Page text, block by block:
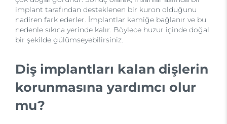
implant tarafından desteklenen bir kuron olduğunu
nadiren fark ederler. İmplantlar kemiğe bağlanır ve bu
nedenle sıkıca yerinde kalır. Böylece huzur içinde doğal
bir şekilde gülümseyebilirsiniz.
Diş implantları kalan dişlerin
korunmasına yardımcı olur
mu?